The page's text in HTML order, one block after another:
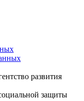
развития
защиты